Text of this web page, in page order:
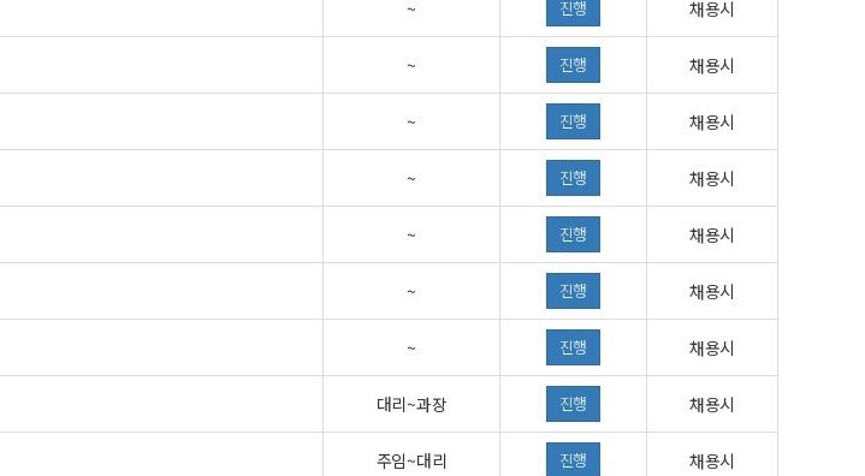
~ 진행 채용시
~ 진행 채용시
~ 진행 채용시
~ 진행 채용시
~ 진행 채용시
~ 진행 채용시
~ 진행 채용시
대리~과장 진행 채용시
주임~대리 진행 채용시